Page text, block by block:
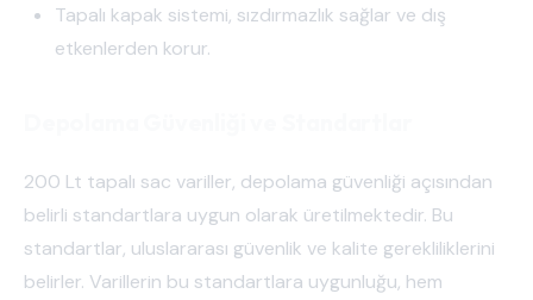
Tapalı kapak sistemi, sızdırmazlık sağlar ve dış
etkenlerden korur.
200 Lt tapalı sac variller, depolama güvenliği açısından
belirli standartlara uygun olarak üretilmektedir. Bu
standartlar, uluslararası güvenlik ve kalite gerekliliklerini
belirler. Varillerin bu standartlara uygunluğu, hem